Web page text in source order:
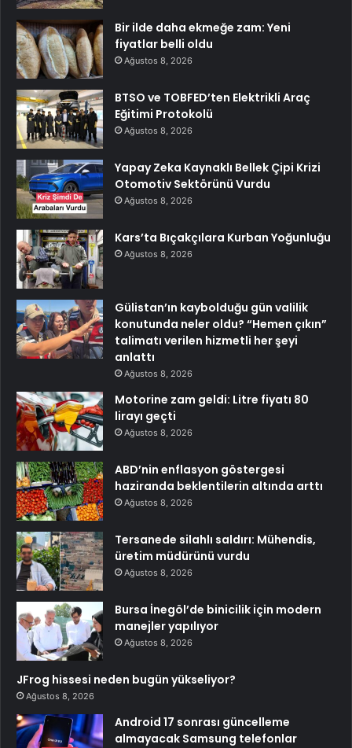
Bir ilde daha ekmeğe zam: Yeni
fiyatlar belli oldu
Ağustos 8, 2026
BTSO ve TOBFED’ten Elektrikli Araç
Eğitimi Protokolü
Ağustos 8, 2026
Yapay Zeka Kaynaklı Bellek Çipi Krizi
Otomotiv Sektörünü Vurdu
Ağustos 8, 2026
Kars’ta Bıçakçılara Kurban Yoğunluğu
Ağustos 8, 2026
Gülistan’ın kaybolduğu gün valilik
konutunda neler oldu? “Hemen çıkın”
talimatı verilen hizmetli her şeyi
anlattı
Ağustos 8, 2026
Motorine zam geldi: Litre fiyatı 80
lirayı geçti
Ağustos 8, 2026
ABD’nin enflasyon göstergesi
haziranda beklentilerin altında arttı
Ağustos 8, 2026
Tersanede silahlı saldırı: Mühendis,
üretim müdürünü vurdu
Ağustos 8, 2026
Bursa İnegöl’de binicilik için modern
manejler yapılıyor
Ağustos 8, 2026
JFrog hissesi neden bugün yükseliyor?
Ağustos 8, 2026
Android 17 sonrası güncelleme
almayacak Samsung telefonlar